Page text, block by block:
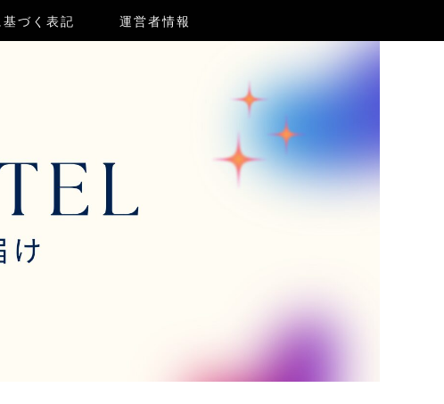
づく表記 運営者情報